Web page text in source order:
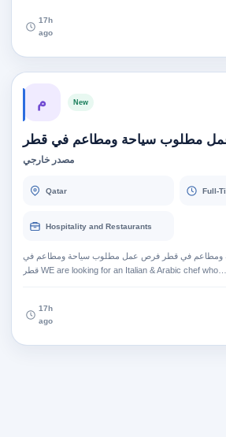
17h
ago
م New
مطلوب سياحة ومطاعم في قطر
مصدر خارجي
Qatar Full-
Hospitality and Restaurants
في قطر فرص عمل مطلوب سياحة ومطاعم في
قطر WE are looking for an Italian & Arabic chef who…
17h
ago